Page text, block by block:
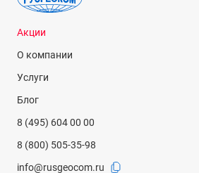
Акции
О компании
Услуги
Блог
8 (495) 604 00 00
8 (800) 505-35-98
info@rusgeocom.ru